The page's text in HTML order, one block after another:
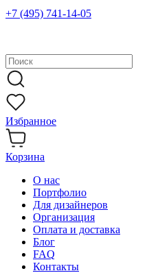
+7 (495) 741-14-05
Избранное
Корзина
О нас
Портфолио
Для дизайнеров
Организация
Оплата и доставка
Блог
FAQ
Контакты